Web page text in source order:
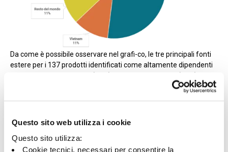
Questo sito web utilizza i cookie
Questo sito utilizza:
Cookie tecnici, necessari per consentire la
Da come è possibile osservare nel grafi-co, le tre principali fonti
estere per i 137 prodotti identificati come altamente dipendenti
16% sono materie prime e circa il 27% beni finali.